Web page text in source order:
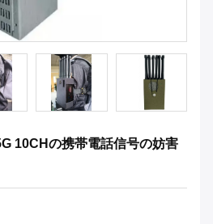
10CHの携帯電話信号の妨害